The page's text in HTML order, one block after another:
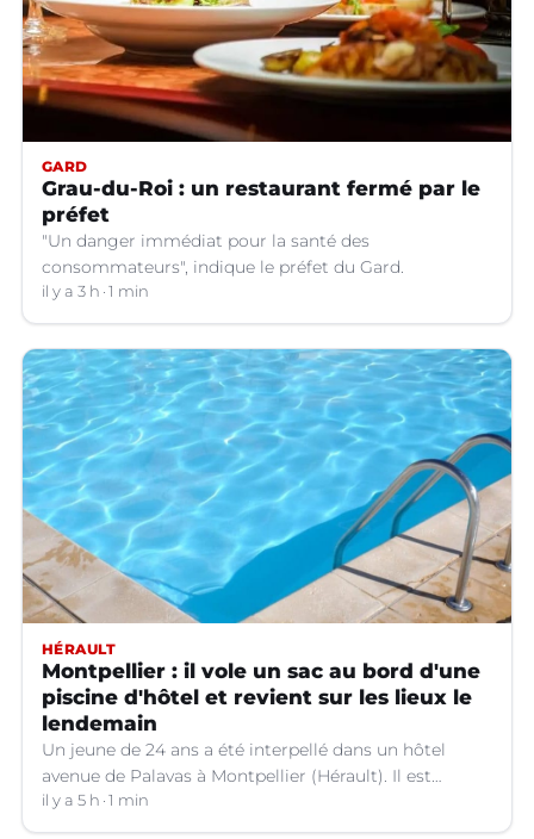
GARD
Grau-du-Roi : un restaurant fermé par le
préfet
"Un danger immédiat pour la santé des
consommateurs", indique le préfet du Gard.
il y a 3 h 1 min
HÉRAULT
Montpellier : il vole un sac au bord d'une
piscine d'hôtel et revient sur les lieux le
lendemain
Un jeune de 24 ans a été interpellé dans un hôtel
avenue de Palavas à Montpellier (Hérault). Il est
suspecté d'avoir volé le sac d'une cliente.
il y a 5 h 1 min